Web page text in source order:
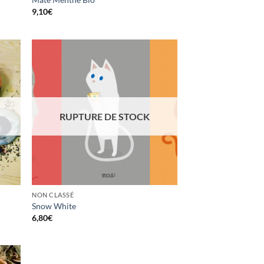
9,10€
RUPTURE DE STOCK
NON CLASSÉ
Snow White
6,80€